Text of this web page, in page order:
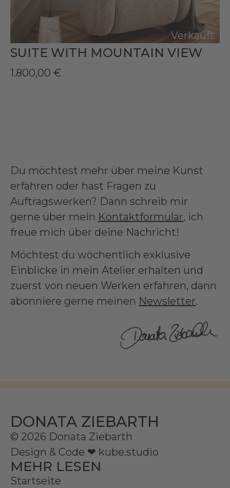
Verkauft
SUITE WITH MOUNTAIN VIEW
1.800,00 €
Du möchtest mehr über meine Kunst
erfahren oder hast Fragen zu
Auftragswerken? Dann schreib mir
gerne über mein Kontaktformular, ich
freue mich über deine Nachricht!
Möchtest du wöchentlich exklusive
Einblicke in mein Atelier erhalten und
zuerst von neuen Werken erfahren, dann
abonniere gerne meinen Newsletter.
DONATA ZIEBARTH
© 2026 Donata Ziebarth
Design & Code ❤ kube.studio
MEHR LESEN
Startseite